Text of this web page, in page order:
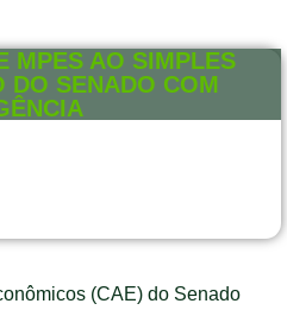
MPES AO SIMPLES
DO SENADO COM
(CAE) do Senado